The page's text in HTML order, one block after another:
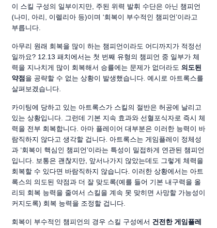
이 스킬 구성의 일부이지만, 주된 위력 발휘 수단은 아닌 챔피언
(나미, 아리, 이렐리아 등)이며 ‘회복이 부수적인 챔피언’이라고
부릅니다.
아무리 원래 회복을 많이 하는 챔피언이라도 어디까지가 적정선
일까요? 12.13 패치에서는 첫 번째 유형의 챔피언 중 일부가 체
력을 지나치게 많이 회복해서 승률에는 문제가 없더라도 의도된
약점 을 공략할 수 없는 상황이 발생했습니다. 예시로 아트록스를
살펴보겠습니다.
카이팅에 당하고 있는 아트록스가 스킬의 절반은 허공에 날리고
있는 상황입니다. 그런데 기본 지속 효과와 선혈포식자로 즉시 체
력을 전부 회복합니다. 아마 플레이어 대부분은 이러한 능력이 바
람직하지 않다고 생각할 겁니다. 아트록스는 게임플레이 정체성
과 ‘회복이 핵심인 챔피언’이라는 특성이 밀접하게 연관된 챔피언
입니다. 보통은 괜찮지만, 앞서나가지 않았는데도 그렇게 체력을
회복할 수 있다면 바람직하지 않습니다. 이러한 상황에서는 아트
록스의 의도된 약점과 더 잘 맞도록(예를 들어 기본 내구력을 올
리되 회복 능력을 줄여서 스킬을 계속 못 맞히면 사망할 가능성이
커지도록) 회복 능력을 조정할 겁니다.
회복이 부수적인 챔피언의 경우 스킬 구성에서 건전한 게임플레